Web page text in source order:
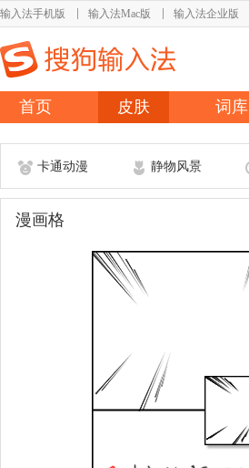
输入法手机版 输入法Mac版 输入法企业版
首页 皮肤 词库
卡通动漫 静物风景
漫画格